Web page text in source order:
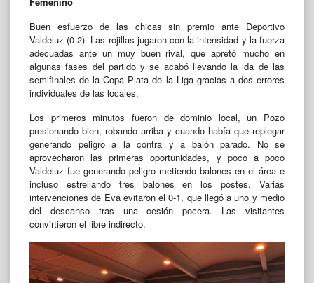
Buen esfuerzo de las chicas sin premio ante Deportivo
Valdeluz (0-2). Las rojillas jugaron con la intensidad y la fuerza
adecuadas ante un muy buen rival, que apretó mucho en
algunas fases del partido y se acabó llevando la ida de las
semifinales de la Copa Plata de la Liga gracias a dos errores
individuales de las locales.
Los primeros minutos fueron de dominio local, un Pozo
presionando bien, robando arriba y cuando había que replegar
generando peligro a la contra y a balón parado. No se
aprovecharon las primeras oportunidades, y poco a poco
Valdeluz fue generando peligro metiendo balones en el área e
incluso estrellando tres balones en los postes. Varias
intervenciones de Eva evitaron el 0-1, que llegó a uno y medio
del descanso tras una cesión pocera. Las visitantes
convirtieron el libre indirecto.